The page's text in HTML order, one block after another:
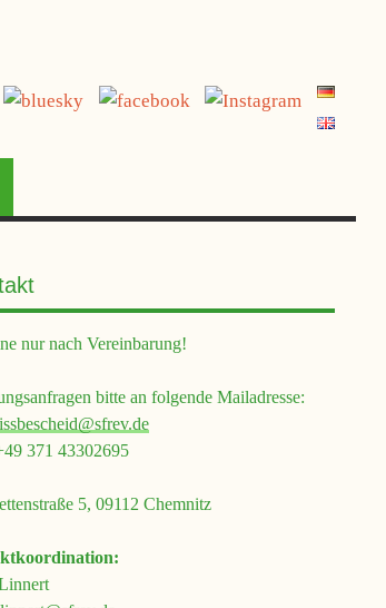
nur nach Vereinbarung!
bitte an folgende Mailadresse:
371 43302695
5, 09112 Chemnitz